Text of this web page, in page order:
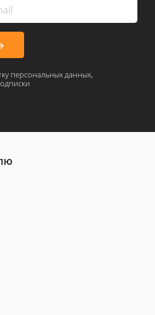
персональных данных,